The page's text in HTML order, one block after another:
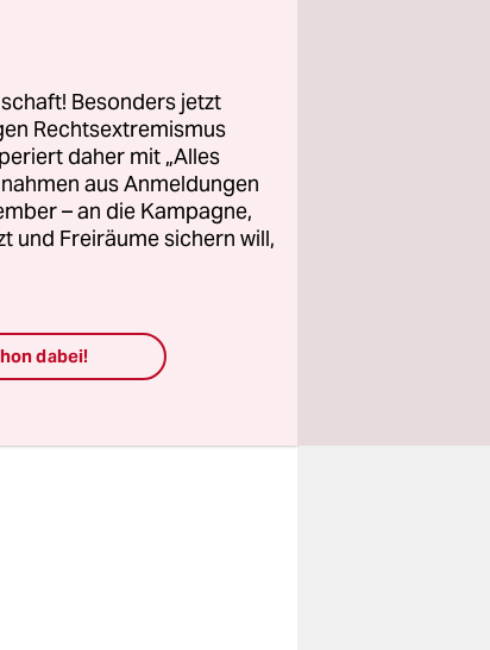
Besonders jetzt
Rechtsextremismus
daher mit „Alles
aus Anmeldungen
– an die Kampagne,
und Freiräume sichern will,
dabei!